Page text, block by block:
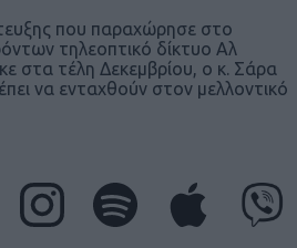
που παραχώρησε στο
τηλεοπτικό δίκτυο Αλ
στα τέλη Δεκεμβρίου, ο κ. Σάρα
να ενταχθούν στον μελλοντικό